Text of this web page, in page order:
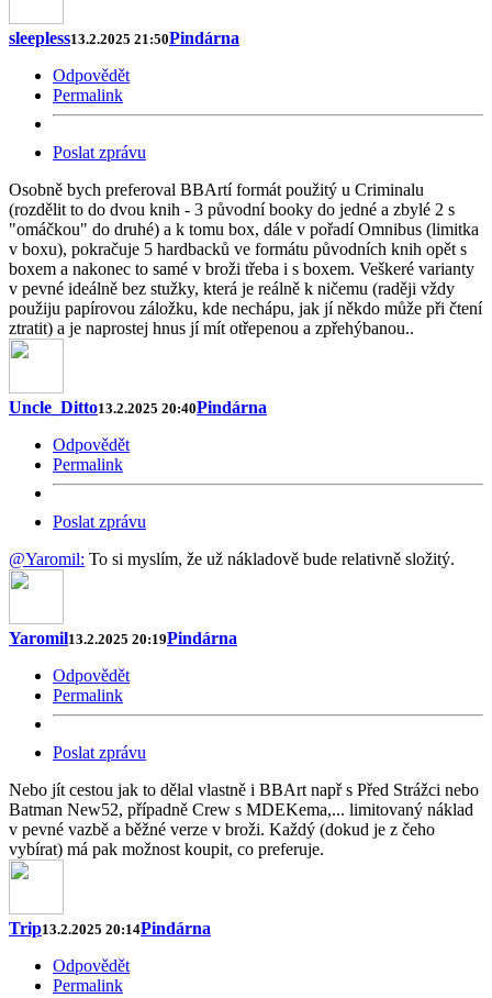
sleepless13.2.2025 21:50Pindárna
Odpovědět
Permalink
Poslat zprávu
Osobně bych preferoval BBArtí formát použitý u Criminalu
(rozdělit to do dvou knih - 3 původní booky do jedné a zbylé 2 s
"omáčkou" do druhé) a k tomu box, dále v pořadí Omnibus (limitka
v boxu), pokračuje 5 hardbacků ve formátu původních knih opět s
boxem a nakonec to samé v broži třeba i s boxem. Veškeré varianty
v pevné ideálně bez stužky, která je reálně k ničemu (raději vždy
použiju papírovou záložku, kde nechápu, jak jí někdo může při čtení
ztratit) a je naprostej hnus jí mít otřepenou a zpřehýbanou..
Uncle_Ditto13.2.2025 20:40Pindárna
Odpovědět
Permalink
Poslat zprávu
@Yaromil: To si myslím, že už nákladově bude relativně složitý.
Yaromil13.2.2025 20:19Pindárna
Odpovědět
Permalink
Poslat zprávu
Nebo jít cestou jak to dělal vlastně i BBArt např s Před Strážci nebo
Batman New52, případně Crew s MDEKema,... limitovaný náklad
v pevné vazbě a běžné verze v broži. Každý (dokud je z čeho
vybírat) má pak možnost koupit, co preferuje.
Trip13.2.2025 20:14Pindárna
Odpovědět
Permalink